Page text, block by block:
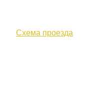
Схема проезда